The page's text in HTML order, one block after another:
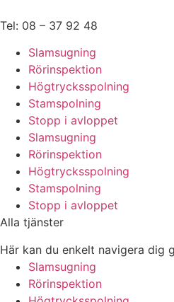
till
Tel: 08 – 37 92 48
Slamsugning
Rörinspektion
Högtrycksspolning
Stamspolning
Stopp i avloppet
Slamsugning
Rörinspektion
Högtrycksspolning
Stamspolning
Stopp i avloppet
Alla tjänster
Här kan du enkelt navigera dig
Slamsugning
Rörinspektion